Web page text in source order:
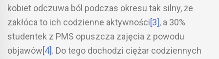
kobiet odczuwa ból podczas okresu tak silny, że
zakłóca to ich codzienne aktywności[3], a 30%
studentek z PMS opuszcza zajęcia z powodu
objawów[4]. Do tego dochodzi ciężar codziennych